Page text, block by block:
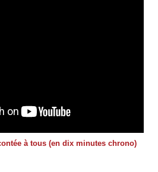
à tous (en dix minutes chrono)